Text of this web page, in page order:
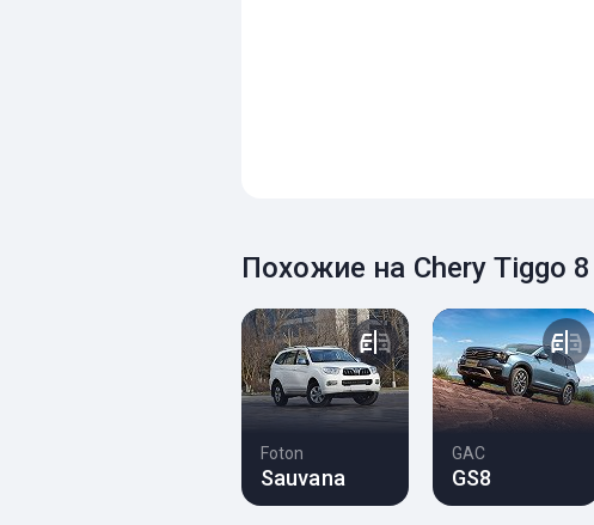
Похожие на Chery Tiggo
Foton
Sauvana
GAC
GS8